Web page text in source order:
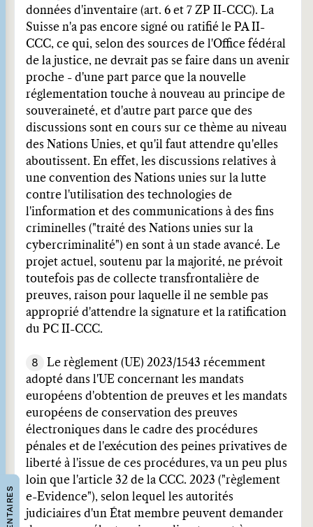
données d'inventaire (art. 6 et 7 ZP II-CCC). La
Suisse n'a pas encore signé ou ratifié le PA II-
CCC, ce qui, selon des sources de l'Office fédéral
de la justice, ne devrait pas se faire dans un avenir
proche - d'une part parce que la nouvelle
réglementation touche à nouveau au principe de
souveraineté, et d'autre part parce que des
discussions sont en cours sur ce thème au niveau
des Nations Unies, et qu'il faut attendre qu'elles
aboutissent. En effet, les discussions relatives à
une convention des Nations unies sur la lutte
contre l'utilisation des technologies de
l'information et des communications à des fins
criminelles ("traité des Nations unies sur la
cybercriminalité") en sont à un stade avancé. Le
projet actuel, soutenu par la majorité, ne prévoit
toutefois pas de collecte transfrontalière de
preuves, raison pour laquelle il ne semble pas
approprié d'attendre la signature et la ratification
du PC II-CCC.
8
Le règlement (UE) 2023/1543 récemment
adopté dans l'UE concernant les mandats
européens d'obtention de preuves et les mandats
européens de conservation des preuves
électroniques dans le cadre des procédures
pénales et de l'exécution des peines privatives de
liberté à l'issue de ces procédures, va un peu plus
loin que l'article 32 de la CCC. 2023 ("règlement
e-Evidence"), selon lequel les autorités
judiciaires d'un État membre peuvent demander